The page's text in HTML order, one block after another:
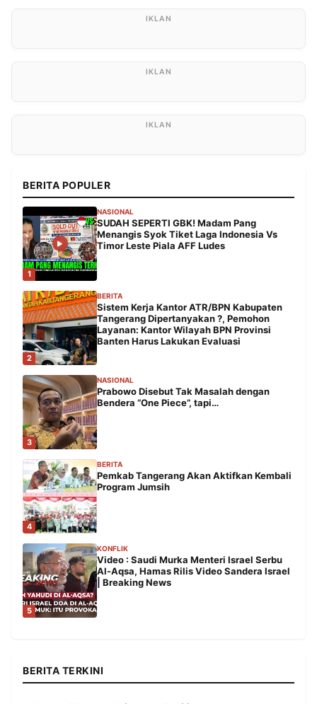
BERITA POPULER
1
NASIONAL
SUDAH SEPERTI GBK! Madam Pang
Menangis Syok Tiket Laga Indonesia Vs
Timor Leste Piala AFF Ludes
2
BERITA
Sistem Kerja Kantor ATR/BPN Kabupaten
Tangerang Dipertanyakan ?, Pemohon
Layanan: Kantor Wilayah BPN Provinsi
Banten Harus Lakukan Evaluasi
3
NASIONAL
Prabowo Disebut Tak Masalah dengan
Bendera “One Piece”, tapi…
4
BERITA
Pemkab Tangerang Akan Aktifkan Kembali
Program Jumsih
5
KONFLIK
Video : Saudi Murka Menteri Israel Serbu
Al-Aqsa, Hamas Rilis Video Sandera Israel
| Breaking News
BERITA TERKINI